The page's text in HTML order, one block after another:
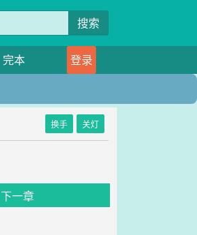
搜索
完本 登录
换手 关灯
下一章